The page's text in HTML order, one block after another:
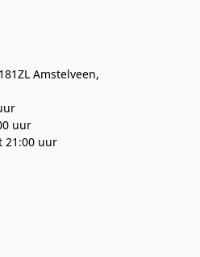
Amstelveen,
uur
21:00 uur